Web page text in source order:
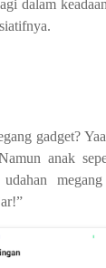
dalam
gadget?
anak